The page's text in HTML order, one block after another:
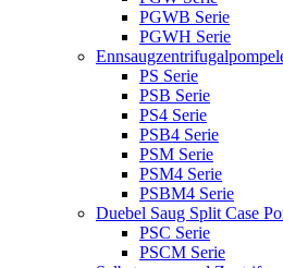
PGWB Serie
PGWH Serie
PS Serie
PSB Serie
PS4 Serie
PSB4 Serie
PSM Serie
PSM4 Serie
PSBM4 Serie
Duebel Saug Split Case
PSC Serie
PSCM Serie